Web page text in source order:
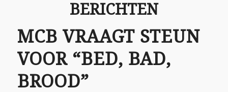
BERICHTEN
MCB VRAAGT STEUN
VOOR “BED, BAD,
BROOD”